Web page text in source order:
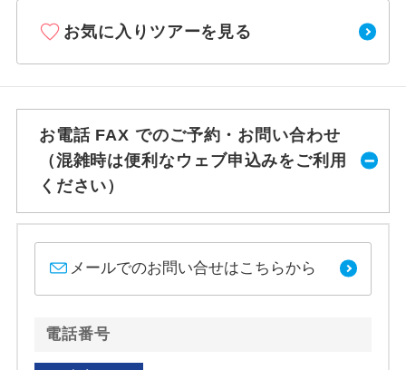
お気に入りツアーを見る
お電話 FAX でのご予約・お問い合わせ
（混雑時は便利なウェブ申込みをご利用
ください）
メールでのお問い合せはこちらから
電話番号